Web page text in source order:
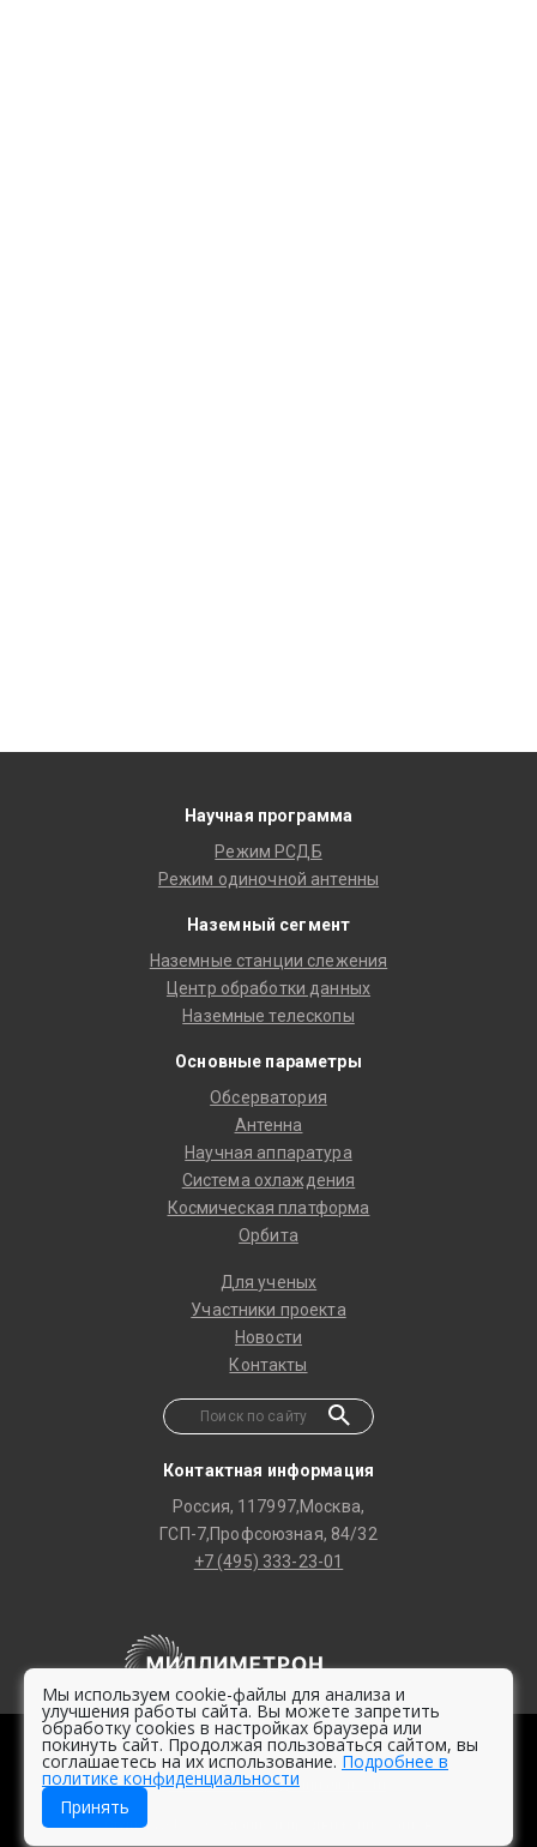
Научная программа
Режим РСДБ
Режим одиночной антенны
Наземный сегмент
Наземные станции слежения
Центр обработки данных
Наземные телескопы
Основные параметры
Обсерватория
Антенна
Научная аппаратура
Система охлаждения
Космическая платформа
Орбита
Для ученых
Участники проекта
Новости
Контакты
Контактная информация
Россия, 117997,Москва,
ГСП-7,Профсоюзная, 84/32
+7 (495) 333-23-01
© 2020 -2026 Millimetron Space Observatory
Политика конфиденциальности
Студия Web2 – Создание и продвижение сайтов
Мы используем cookie-файлы для анализа и
улучшения работы сайта. Вы можете запретить
обработку cookies в настройках браузера или
покинуть сайт. Продолжая пользоваться сайтом, вы
соглашаетесь на их использование. Подробнее в
политике конфиденциальности
Принять